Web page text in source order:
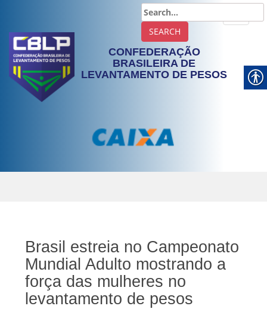
CONFEDERAÇÃO
BRASILEIRA DE
LEVANTAMENTO DE PESOS
Brasil estreia no Campeonato
Mundial Adulto mostrando a
força das mulheres no
levantamento de pesos